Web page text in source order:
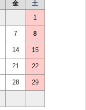
金
土
1
7 8
14 15
21 22
28 29